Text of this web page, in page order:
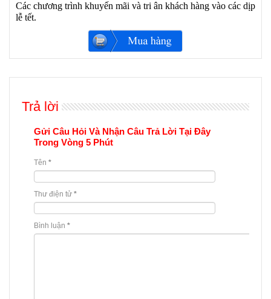
Các chương trình khuyến mãi và tri ân khách hàng vào các dịp
lễ tết.
Trả lời
Gửi Câu Hỏi Và Nhận Câu Trả Lời Tại Đây
Trong Vòng 5 Phút
Tên *
Thư điện tử *
Bình luận *